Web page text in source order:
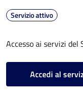
Servizio attivo
Accesso ai servizi del
Accedi al